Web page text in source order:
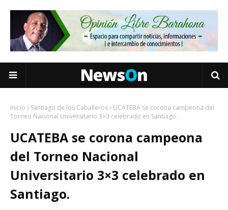
Inicio Santiago de los Caballeros
UCATEBA se corona campeona del
Torneo Nacional Universitario 3×3 celebrado en Santiago.
UCATEBA se corona campeona
del Torneo Nacional
Universitario 3×3 celebrado en
Santiago.